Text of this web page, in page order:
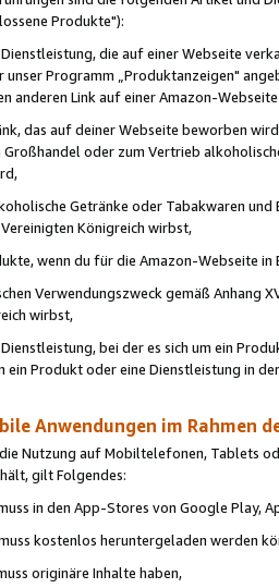
Produkte"):
die auf einer Webseite
unser Programm „Produktanzeigen"
anderen Link auf einer Amazon-
das auf deiner Webseite beworben
oder zum Vertrieb
Getränke oder Tabakwaren
Königreich wirbst,
wenn du für die Amazon-Webseite in
Verwendungszweck gemäß Anhang
wirbst,
bei der es sich um ein
ein Produkt oder eine Dienstleistung in
Anwendungen im Rahmen
Nutzung auf Mobiltelefonen, Tablets
gilt Folgendes:
in den App-Stores von Google Play,
kostenlos heruntergeladen werden
originäre Inhalte haben,